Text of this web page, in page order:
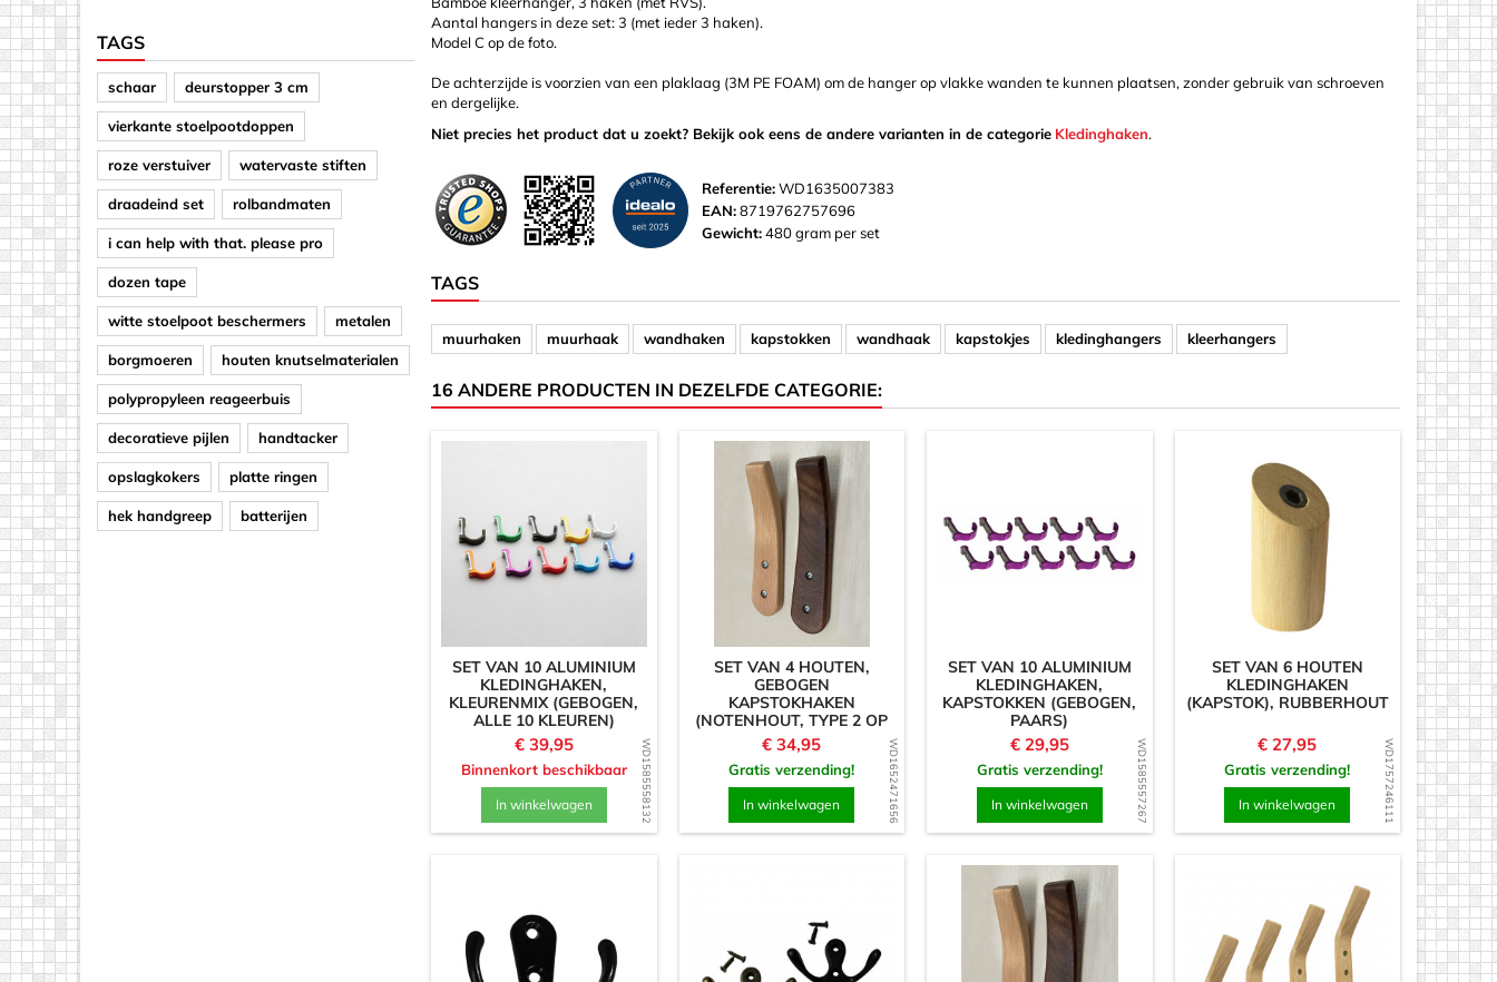
TAGS
schaar deurstopper 3 cm
vierkante stoelpootdoppen
roze verstuiver watervaste stiften
draadeind set rolbandmaten
i can help with that. please pro
dozen tape
witte stoelpoot beschermers metalen
borgmoeren houten knutselmaterialen
polypropyleen reageerbuis
decoratieve pijlen handtacker
opslagkokers platte ringen
hek handgreep batterijen
Aantal hangers in deze set: 3 (met ieder 3 haken).
Model C op de foto.
De achterzijde is voorzien van een plaklaag (3M PE FOAM) om de hanger op vlakke wanden te kunnen plaatsen, zonder gebruik van schroeven
en dergelijke.
Niet precies het product dat u zoekt? Bekijk ook eens de andere varianten in de categorie Kledinghaken.
Referentie:WD1635007383
EAN:8719762757696
Gewicht:480 gram per set
TAGS
muurhaken muurhaak wandhaken kapstokken wandhaak kapstokjes kledinghangers kleerhangers
16 ANDERE PRODUCTEN IN DEZELFDE CATEGORIE:
WD1585558132
SET VAN 10 ALUMINIUM
KLEDINGHAKEN,
KLEURENMIX (GEBOGEN,
ALLE 10 KLEUREN)
Prijs
€ 39,95
Binnenkort beschikbaar
In winkelwagen WD1652471656
SET VAN 4 HOUTEN,
GEBOGEN
KAPSTOKHAKEN
(NOTENHOUT, TYPE 2 OP
FOTO)
Prijs
€ 34,95
Gratis verzending!
In winkelwagen WD1585557267
SET VAN 10 ALUMINIUM
KLEDINGHAKEN,
KAPSTOKKEN (GEBOGEN,
PAARS)
Prijs
€ 29,95
Gratis verzending!
In winkelwagen WD1757246111
SET VAN 6 HOUTEN
KLEDINGHAKEN
(KAPSTOK), RUBBERHOUT
Prijs
€ 27,95
Gratis verzending!
In winkelwagen